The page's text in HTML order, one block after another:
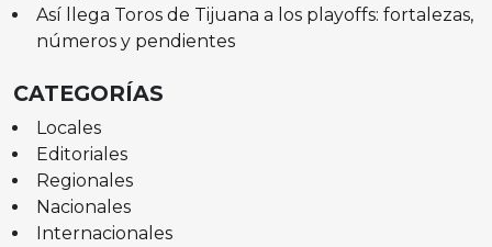
Así llega Toros de Tijuana a los playoffs: fortalezas,
números y pendientes
CATEGORÍAS
Locales
Editoriales
Regionales
Nacionales
Internacionales